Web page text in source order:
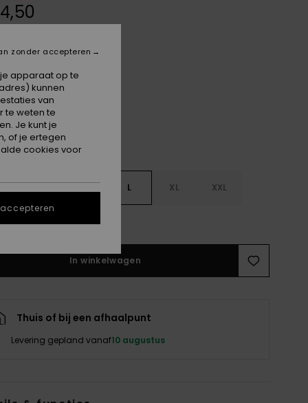
Tanager Turquoise
L XL XXL
In winkelwagen
Thuis of bij een afhaalpunt
Levering gepland vanaf10 augustus
apparaat op te
kunnen
van
te weten te
Je kunt je
of je ertegen
cookies voor
zonder accepteren